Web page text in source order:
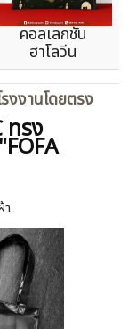
คอลเลกชัน
ฮาโลวีน
งงานโดยตรง
ทรง
า